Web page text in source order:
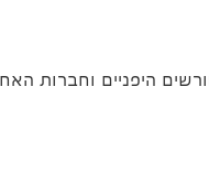
היפניים וחברות